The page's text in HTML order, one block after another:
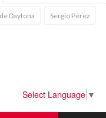
Daytona Sergio Pérez
Select Language ▼